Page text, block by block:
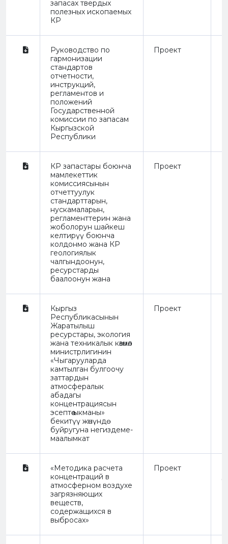
запасах твердых
полезных ископаемых
КР
Руководство по
гармонизации
стандартов
отчетности,
инструкций,
регламентов и
положений
Государственной
комиссии по запасам
Кыргызской
Республики
Проект
КР запастары боюнча
мамлекеттик
комиссиясынын
отчеттуулук
стандарттарын,
нускамаларын,
регламенттерин жана
жоболорун шайкеш
келтирүү боюнча
колдонмо жана КР
геологиялык
чалгындоонун,
ресурстарды
баалоонун жана
Проект
Кыргыз
Республикасынын
Жаратылыш
ресурстары, экология
жана техникалык көзөмөл
министрлигинин
«Чыгарууларда
камтылган булгоочу
заттардын
атмосфералык
абадагы
концентрациясын
эсептөө ыкманы»
бекитүү жөнүндө
буйругуна негиздеме-
маалымкат
Проект
«Методика расчета
концентраций в
атмосферном воздухе
загрязняющих
веществ,
содержащихся в
выбросах»
Проект